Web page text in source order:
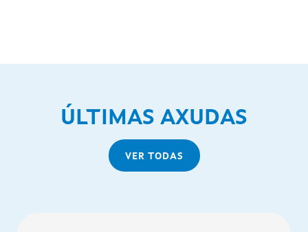
ÚLTIMAS AXUDAS
VER TODAS